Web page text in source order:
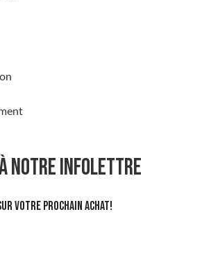
NOTRE INFOLETTRE
votre prochain achat!